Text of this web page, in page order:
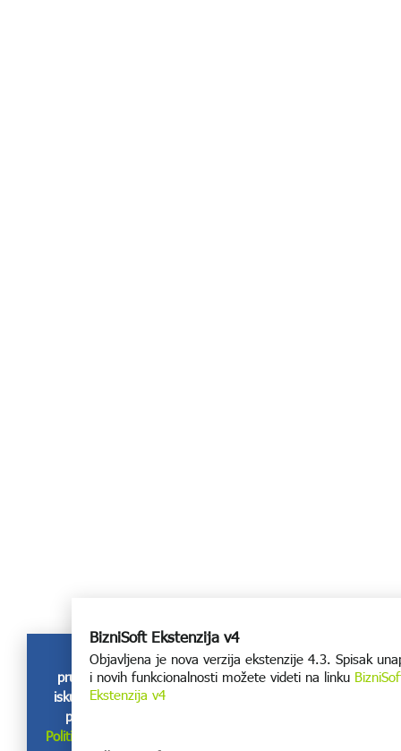
Koristimo kolačiće radi
pružanja boljeg korisničkog
iskustva i funkcionisanja ove
prezentacije u skladu sa
Politikom privatnosti i Uslovima
Prihvatam sve
BizniSoft Ekstenzija v4
Objavljena je nova verzija ekstenzije 4.3. Spisak
i novih funkcionalnosti možete videti na linku
Ekstenzija v4